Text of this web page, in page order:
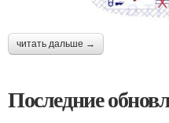
читать дальше →
Последние